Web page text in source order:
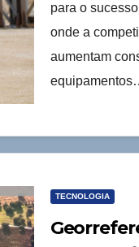
para o
onde a
aumentam
TECNOLOGIA